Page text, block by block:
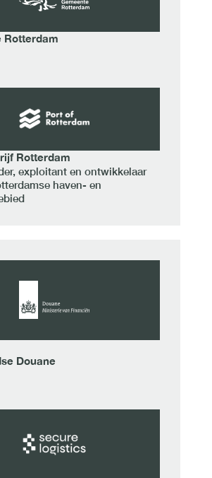
Rotterdam
Rotterdam
exploitant en ontwikkelaar
haven- en
Douane